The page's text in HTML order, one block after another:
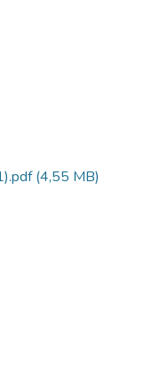
(4,55 MB)